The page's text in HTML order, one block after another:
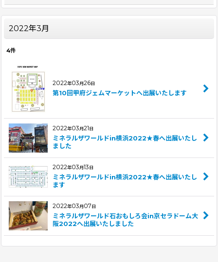
2022年3月
4件
2022年03月26日
第10回甲府ジェムマーケットへ出展いたします
2022年03月21日
ミネラルザワールドin横浜2022★春へ出展いたし
ました
2022年03月13日
ミネラルザワールドin横浜2022★春へ出展いたし
ます
2022年03月07日
ミネラルザワールド石おもしろ会in京セラドーム大
阪2022へ出展いたしました